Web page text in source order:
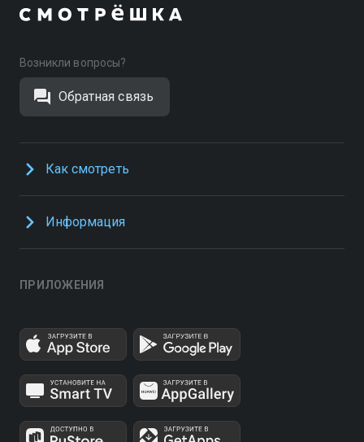
Возникли вопросы?
Обратная связь
Как смотреть
Информация
ПРИЛОЖЕНИЯ